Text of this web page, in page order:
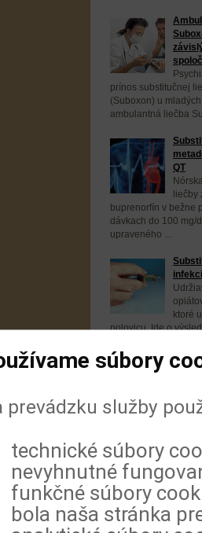
prínos substitučnej
(Suboxon) u
ambulantná liečba
QT
liečby
buprenorfín v bežne
dávkach do 100 mg/
upraveného ...
ktoré
polovicu. Ide o
súbory
prevádzku služby
technické súbory
nevyhnutné
funkčné súbory
bola naša stránka